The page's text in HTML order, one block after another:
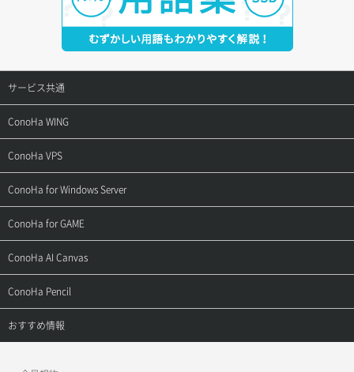
サービス共通
サポートトップ
ご契約・お支払い
用語集
お問い合わせ
ConoHa WING
サポートトップ
ご利用ガイド
お乗り換えガイド
よくある質問
ConoHa VPS
サポートトップ
ご利用ガイド
APIドキュメントVPS2.0
APIドキュメントVPS3.0
ConoHa for Windows Server
サポートトップ
ご利用ガイド
APIドキュメントVPS2.0
APIドキュメントVPS3.0
ConoHa for GAME
サポートトップ
ご利用ガイド
ConoHa AI Canvas
サポートトップ
ご利用ガイド
ConoHa Pencil
サポートトップ
おすすめ情報